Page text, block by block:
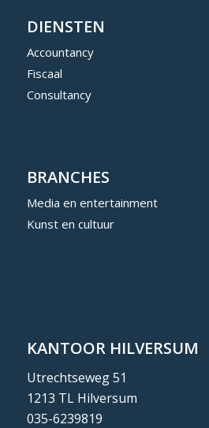
DIENSTEN
Accountancy
Fiscaal
Consultancy
BRANCHES
Media en entertainment
Kunst en cultuur
KANTOOR HILVERSUM
Utrechtseweg 51
1213 TL Hilversum
035-6239819